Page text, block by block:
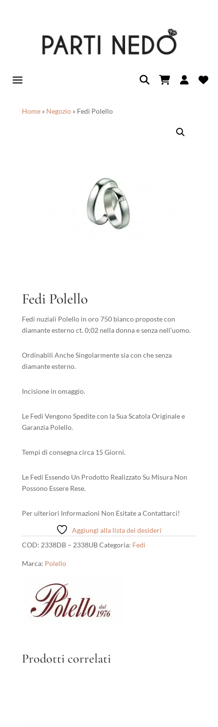
Home» Negozio» Fedi Polello
Fedi Polello
Fedi nuziali Polello in oro 750 bianco proposte con
diamante esterno ct. 0;02 nella donna e senza nell’uomo.
Ordinabili Anche Singolarmente sia con che senza
diamante esterno.
Incisione in omaggio.
Le Fedi Vengono Spedite con la Sua Scatola Originale e
Garanzia Polello.
Tempi di consegna circa 15 Giorni.
Le Fedi Essendo Un Prodotto Realizzato Su Misura Non
Possono Essere Rese.
Per ulteriori Informazioni Non Esitate a Contattarci!
Aggiungi alla lista dei desideri
COD: 2338DB – 2338UBCategoria: Fedi
Marca: Polello
Prodotti correlati